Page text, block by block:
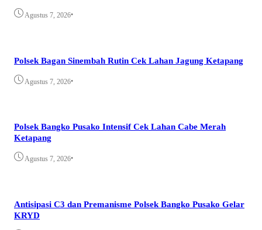
Agustus 7, 2026•
Polsek Bagan Sinembah Rutin Cek Lahan Jagung Ketapang
Agustus 7, 2026•
Polsek Bangko Pusako Intensif Cek Lahan Cabe Merah
Ketapang
Agustus 7, 2026•
Antisipasi C3 dan Premanisme Polsek Bangko Pusako Gelar
KRYD